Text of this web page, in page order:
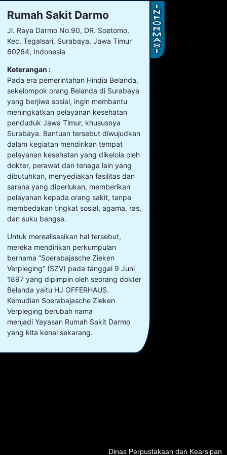
Dinas Perpustakaan dan Kearsipan
Rumah Sakit Darmo
Jl. Raya Darmo No.90, DR. Soetomo,
Kec. Tegalsari, Surabaya, Jawa Timur
60264, Indonesia
Keterangan :
Pada era pemerintahan Hindia Belanda,
sekelompok orang Belanda di Surabaya
yang berjiwa sosial, ingin membantu
meningkatkan pelayanan kesehatan
penduduk Jawa Timur, khususnya
Surabaya. Bantuan tersebut diwujudkan
dalam kegiatan mendirikan tempat
pelayanan kesehatan yang dikelola oleh
dokter, perawat dan tenaga lain yang
dibutuhkan, menyediakan fasilitas dan
sarana yang diperlukan, memberikan
pelayanan kepada orang sakit, tanpa
membedakan tingkat sosial, agama, ras,
dan suku bangsa.
Untuk merealisasikan hal tersebut,
mereka mendirikan perkumpulan
bernama ”Soerabajasche Zieken
Verpleging” (SZV) pada tanggal 9 Juni
1897 yang dipimpin oleh seorang dokter
Belanda yaitu HJ OFFERHAUS.
Kemudian Soerabajasche Zieken
Verpleging berubah nama
menjadi Yayasan Rumah Sakit Darmo
yang kita kenal sekarang.